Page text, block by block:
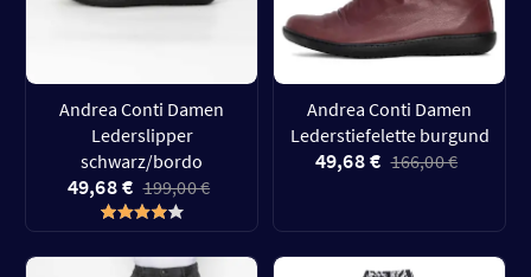
Andrea Conti Damen
Lederslipper
schwarz/bordo
49,68 € 199,00 €
Andrea Conti Damen
Lederstiefelette burgund
49,68 € 166,00 €